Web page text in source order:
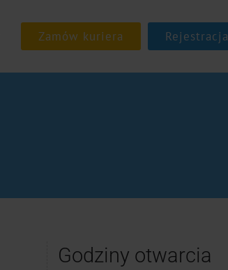
Rejestracja
Godziny otwarcia